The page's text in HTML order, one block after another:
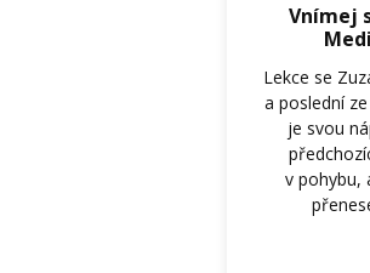
Vnímej
Lekce se
a poslední
je svou
v pohybu,